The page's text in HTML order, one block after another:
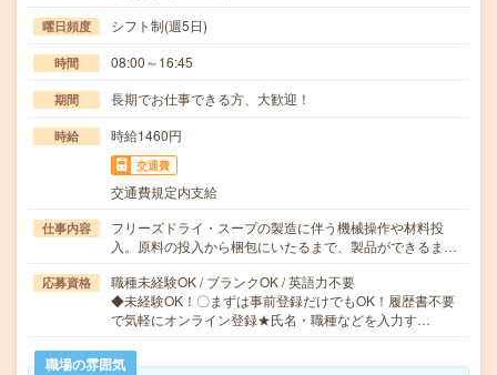
曜日頻度 シフト制(週5日)
時間 08:00～16:45
期間 長期でお仕事できる方、大歓迎！
時給 時給1460円
交通費
交通費規定内支給
仕事内容
フリーズドライ・スープの製造に伴う機械操作や材料投
入。原料の投入から梱包にいたるまで、製品ができるま…
応募資格
職種未経験OK / ブランクOK / 英語力不要
◆未経験OK！〇まずは事前登録だけでもOK！履歴書不要
で気軽にオンライン登録★氏名・職種などを入力す…
職場の雰囲気